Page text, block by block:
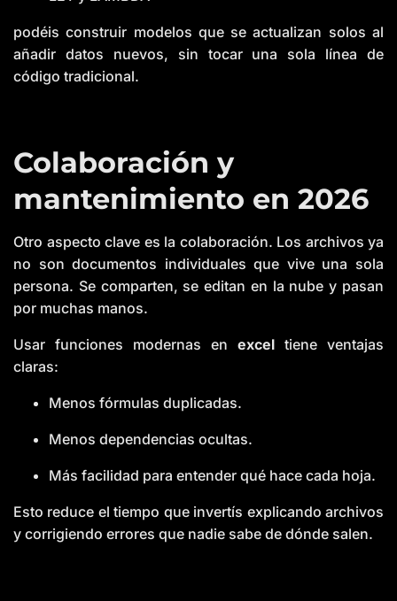
podéis construir modelos que se actualizan solos al
añadir datos nuevos, sin tocar una sola línea de
código tradicional.
Colaboración y
mantenimiento en 2026
Otro aspecto clave es la colaboración. Los archivos ya
no son documentos individuales que vive una sola
persona. Se comparten, se editan en la nube y pasan
por muchas manos.
Usar funciones modernas en excel tiene ventajas
claras:
Menos fórmulas duplicadas.
Menos dependencias ocultas.
Más facilidad para entender qué hace cada hoja.
Esto reduce el tiempo que invertís explicando archivos
y corrigiendo errores que nadie sabe de dónde salen.